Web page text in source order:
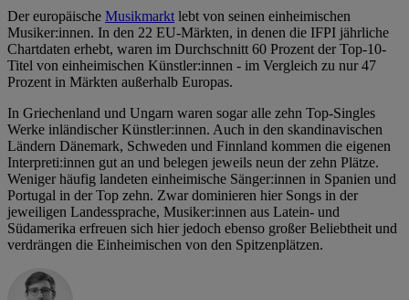
Der europäische Musikmarktlebt von seinen einheimischen
Musiker:innen. In den 22 EU-Märkten, in denen die IFPI jährliche
Chartdaten erhebt, waren im Durchschnitt 60 Prozent der Top-10-
Titel von einheimischen Künstler:innen - im Vergleich zu nur 47
Prozent in Märkten außerhalb Europas.
In Griechenland und Ungarn waren sogar alle zehn Top-Singles
Werke inländischer Künstler:innen. Auch in den skandinavischen
Ländern Dänemark, Schweden und Finnland kommen die eigenen
Interpreti:innen gut an und belegen jeweils neun der zehn Plätze.
Weniger häufig landeten einheimische Sänger:innen in Spanien und
Portugal in der Top zehn. Zwar dominieren hier Songs in der
jeweiligen Landessprache, Musiker:innen aus Latein- und
Südamerika erfreuen sich hier jedoch ebenso großer Beliebtheit und
verdrängen die Einheimischen von den Spitzenplätzen.